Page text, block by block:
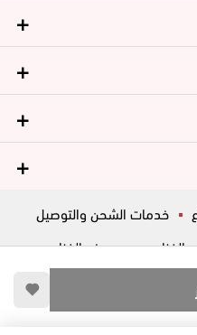
خدمات الشحن والتوصيل
الغزاوي
عروض الغزاوي